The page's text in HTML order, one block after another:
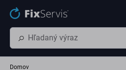
Preskočiť na hlavný obsah
Domov